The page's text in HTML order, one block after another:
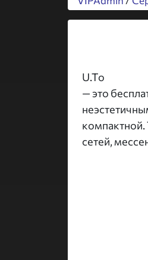
U.To
— это
компактной.
сетей,